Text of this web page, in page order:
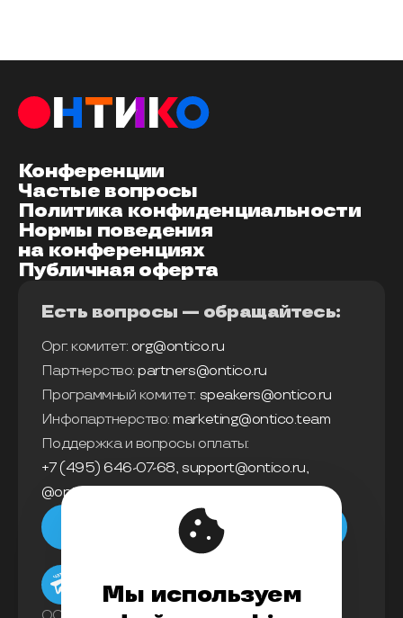
Конференции
Частые вопросы
Политика конфиденциальности
Нормы поведения
на конференциях
Публичная оферта
Есть вопросы — обращайтесь:
Орг. комитет: org@ontico.ru
Партнерство: partners@ontico.ru
Программный комитет: speakers@ontico.ru
Инфопартнерство: marketing@ontico.team
Поддержка и вопросы оплаты:
+7 (495) 646-07-68, support@ontico.ru,
@ontico_support
Мы в телеграм
Мы используем